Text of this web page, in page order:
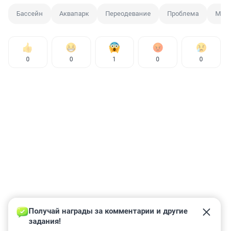
Бассейн Аквапарк Переодевание Проблема
0 0 1 0 0
Получай награды за комментарии и другие
задания!